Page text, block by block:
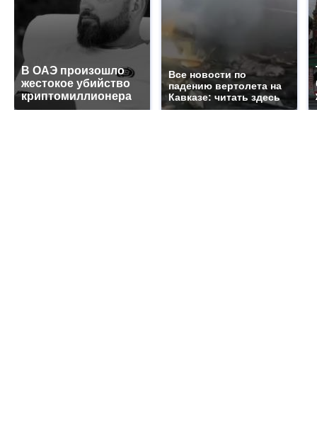
В ОАЭ произошло
жестокое убийство
криптомиллионера
Все новости по
падению вертолета на
Кавказе: читать здесь